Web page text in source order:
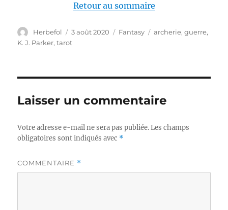
Retour au sommaire
Auteur
Herbefol
Publié
le
3 août 2020 Catégories
Fantasy Étiquettes
archerie,guerre,
K. J. Parker,tarot
Laisser un commentaire
Votre adresse e-mail ne sera pas publiée. Les champs
obligatoires sont indiqués avec *
COMMENTAIRE *